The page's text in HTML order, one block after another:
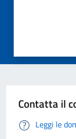
Contatta il
Leggi le